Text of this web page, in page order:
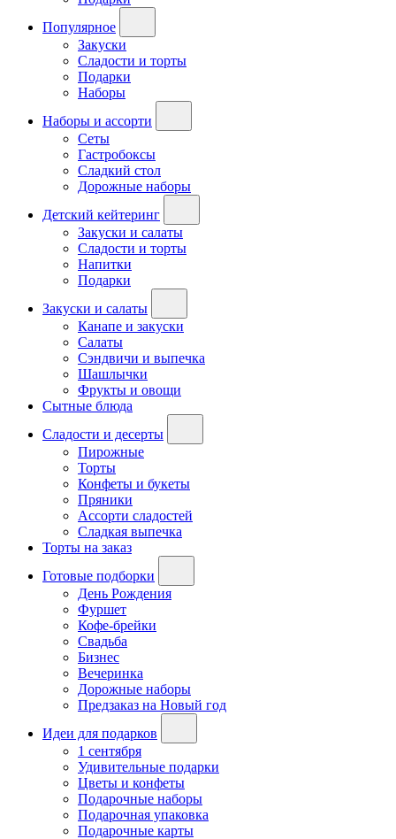
Популярное
Закуски
Сладости и торты
Подарки
Наборы
Наборы и ассорти
Сеты
Гастробоксы
Сладкий стол
Дорожные наборы
Детский кейтеринг
Закуски и салаты
Сладости и торты
Напитки
Подарки
Закуски и салаты
Канапе и закуски
Салаты
Сэндвичи и выпечка
Шашлычки
Фрукты и овощи
Сытные блюда
Сладости и десерты
Пирожные
Торты
Конфеты и букеты
Пряники
Ассорти сладостей
Сладкая выпечка
Торты на заказ
Готовые подборки
День Рождения
Фуршет
Кофе-брейки
Свадьба
Бизнес
Вечеринка
Дорожные наборы
Предзаказ на Новый год
Идеи для подарков
1 сентября
Удивительные подарки
Цветы и конфеты
Подарочные наборы
Подарочная упаковка
Подарочные карты